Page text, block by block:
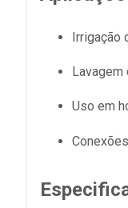
Irrigação
Uso em